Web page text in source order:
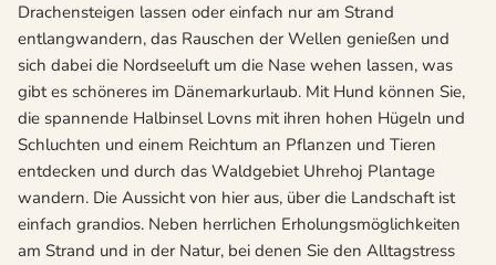
Drachensteigen lassen oder einfach nur am Strand
entlangwandern, das Rauschen der Wellen genießen und
sich dabei die Nordseeluft um die Nase wehen lassen, was
gibt es schöneres im Dänemarkurlaub. Mit Hund können Sie,
die spannende Halbinsel Lovns mit ihren hohen Hügeln und
Schluchten und einem Reichtum an Pflanzen und Tieren
entdecken und durch das Waldgebiet Uhrehoj Plantage
wandern. Die Aussicht von hier aus, über die Landschaft ist
einfach grandios. Neben herrlichen Erholungsmöglichkeiten
am Strand und in der Natur, bei denen Sie den Alltagstress